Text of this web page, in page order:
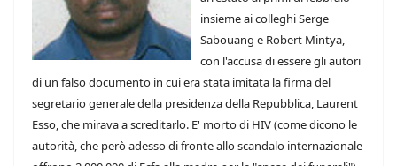
insieme ai colleghi Serge
Sabouang e Robert Mintya,
con l'accusa di essere gli autori
di un falso documento in cui era stata imitata la firma del
segretario generale della presidenza della Repubblica, Laurent
Esso, che mirava a screditarlo. E' morto di HIV (come dicono le
autorità, che però adesso di fronte allo scandalo internazionale